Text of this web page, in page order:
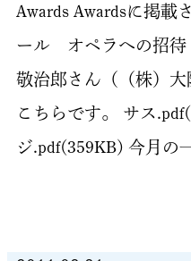
Awards Awardsに掲
ール オペラへの招
敬治郎さん（（株）
こちらです。 サス
ジ.pdf(359KB) 今月の